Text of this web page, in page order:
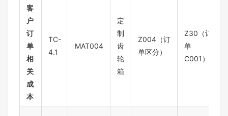
客
户
订
单
相
关
成
本
TC-
4.1
MAT004
定
制
齿
轮
箱
Z004（订
单区分）
Z30（订
单
C001）